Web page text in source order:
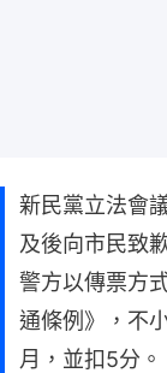
新民黨立法會
及後向市民致
警方以傳票方
通條例》，不
月，並扣5分。